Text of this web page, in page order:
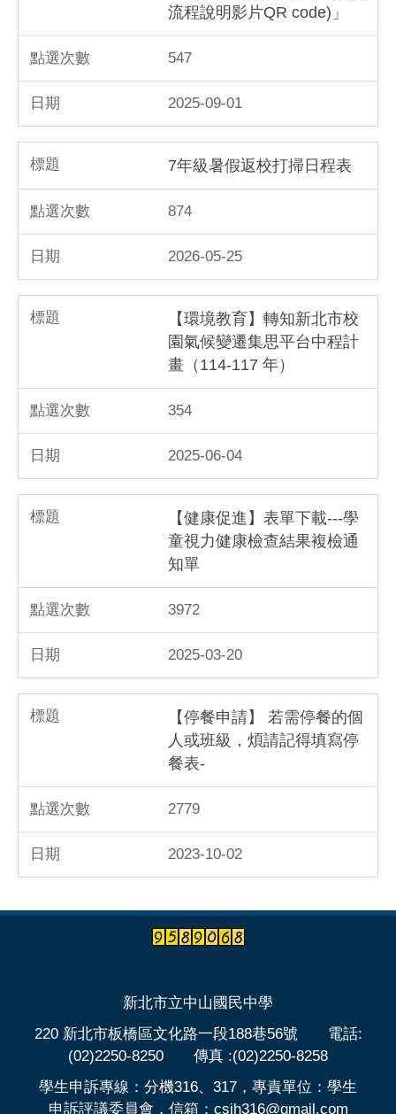
流程說明影片QR code)」
547
2025-09-01
7年級暑假返校打掃日程表
874
2026-05-25
【環境教育】轉知新北市校
園氣候變遷集思平台中程計
畫（114-117 年）
354
2025-06-04
【健康促進】表單下載---學
童視力健康檢查結果複檢通
知單
3972
2025-03-20
【停餐申請】 若需停餐的個
人或班級，煩請記得填寫停
餐表-
2779
2023-10-02
新北市立中山國民中學
220 新北市板橋區文化路一段188巷56號 電話:
(02)2250-8250 傳真 :(02)2250-8258
學生申訴專線：分機316、317，專責單位：學生
申訴評議委員會，信箱：csjh316@gmail.com